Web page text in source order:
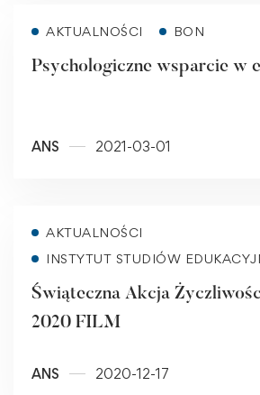
AKTUALNOŚCI BON
Psychologiczne wsparcie w
ANS 2021-03-01
AKTUALNOŚCI
INSTYTUT STUDIÓW
Świąteczna Akcja
2020 FILM
ANS 2020-12-17